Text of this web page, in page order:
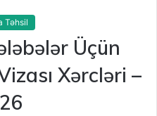
Təhsil
Üçün
Xərcləri –